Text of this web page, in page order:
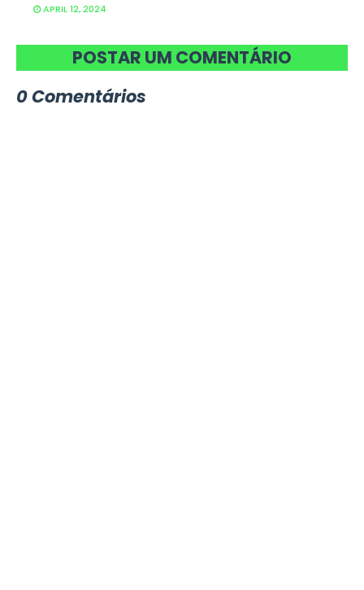
APRIL 12, 2024
POSTAR UM COMENTÁRIO
0 Comentários